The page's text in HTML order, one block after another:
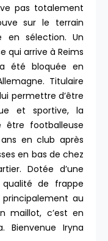
pas totalement
sur le terrain
en sélection. Un
qui arrive à Reims
été bloquée en
Titulaire
permettre d’être
et sportive, la
être footballeuse
en club après
en bas de chez
Dotée d’une
de frappe
principalement au
maillot, c’est en
Bienvenue Iryna